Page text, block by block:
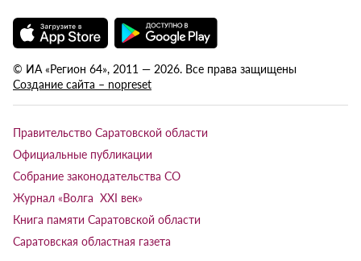
© ИА «Регион 64», 2011 — 2026. Все права защищены
Создание сайта – nopreset
Правительство Саратовской области
Официальные публикации
Собрание законодательства СО
Журнал «Волга XXI век»
Книга памяти Саратовской области
Саратовская областная газета